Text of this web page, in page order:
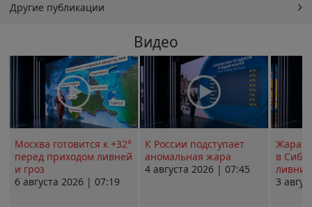
Другие публикации
Видео
Москва готовится к +32°
перед приходом ливней
и гроз
6 августа 2026 | 07:19
К России подступает
аномальная жара
4 августа 2026 | 07:45
Жара в
в
ливни
3